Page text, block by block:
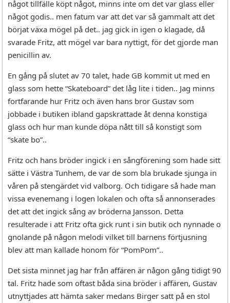
något tillfälle köpt något, minns inte om det var glass eller
något godis.. men fatum var att det var så gammalt att det
börjat växa mögel på det.. jag gick in igen o klagade, då
svarade Fritz, att mögel var bara nyttigt, för det gjorde man
penicillin av.
En gång på slutet av 70 talet, hade GB kommit ut med en
glass som hette “Skateboard” det låg lite i tiden.. Jag minns
fortfarande hur Fritz och även hans bror Gustav som
jobbade i butiken ibland gapskrattade åt denna konstiga
glass och hur man kunde döpa nått till så konstigt som
“skate bo”..
Fritz och hans bröder ingick i en sångförening som hade sitt
sätte i Västra Tunhem, de var de som bla brukade sjunga in
våren på stengärdet vid valborg. Och tidigare så hade man
vissa evenemang i logen lokalen och ofta så annonserades
det att det ingick sång av bröderna Jansson. Detta
resulterade i att Fritz ofta gick runt i sin butik och nynnade o
gnolande på någon melodi vilket till barnens förtjusning
blev att man kallade honom för “PomPom”..
Det sista minnet jag har från affären är någon gång tidigt 90
tal. Fritz hade som oftast båda sina bröder i affären, Gustav
utnyttjades att hämta saker medans Birger satt på en stol